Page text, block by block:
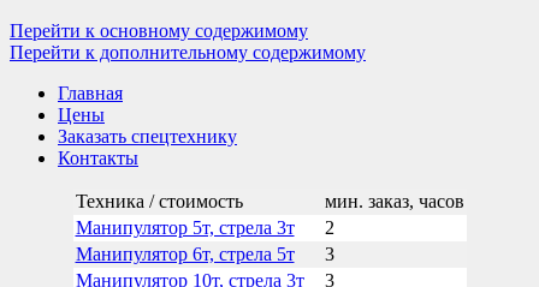
Перейти к основному содержимому
Перейти к дополнительному содержимому
Главная
Цены
Заказать спецтехнику
Контакты
Техника / стоимость
мин. заказ, часов
Манипулятор 5т, стрела 3т
2
Манипулятор 6т, стрела 5т
3
Манипулятор 10т, стрела 3т
3